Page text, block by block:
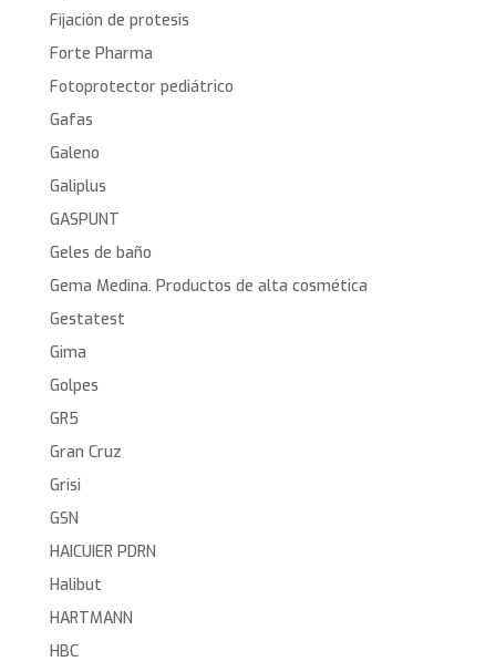
Fijación de protesis
Forte Pharma
Fotoprotector pediátrico
Gafas
Galeno
Galiplus
GASPUNT
Geles de baño
Gema Medina. Productos de alta cosmética
Gestatest
Gima
Golpes
GR5
Gran Cruz
Grisi
GSN
HAICUIER PDRN
Halibut
HARTMANN
HBC